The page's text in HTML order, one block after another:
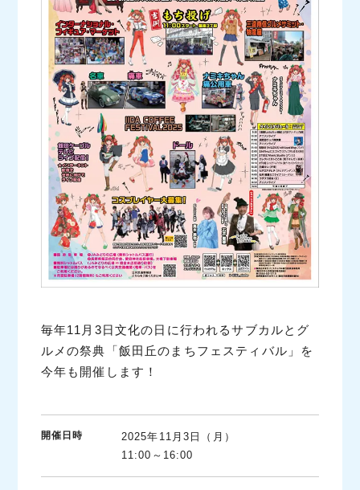
毎年11月3日文化の日に行われるサブカルとグ
ルメの祭典「飯田丘のまちフェスティバル」を
今年も開催します！
開催日時
2025年11月3日（月）
11:00～16:00